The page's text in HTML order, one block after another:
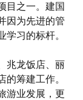
目之一。建国
因为先进的管
习的标杆。
兆龙饭店、丽
筹建工作。
游业发展，更